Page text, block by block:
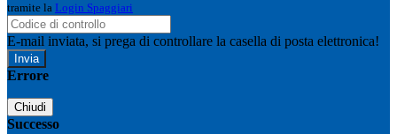
tramite la Login Spaggiari
E-mail inviata, si prega di controllare la casella di posta elettronica!
Errore
Chiudi
Successo